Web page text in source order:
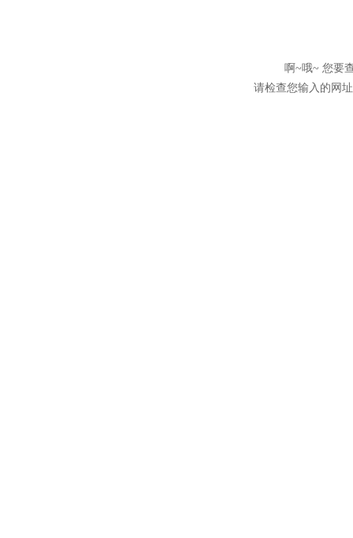
啊~哦~ 您要
请检查您输入的网